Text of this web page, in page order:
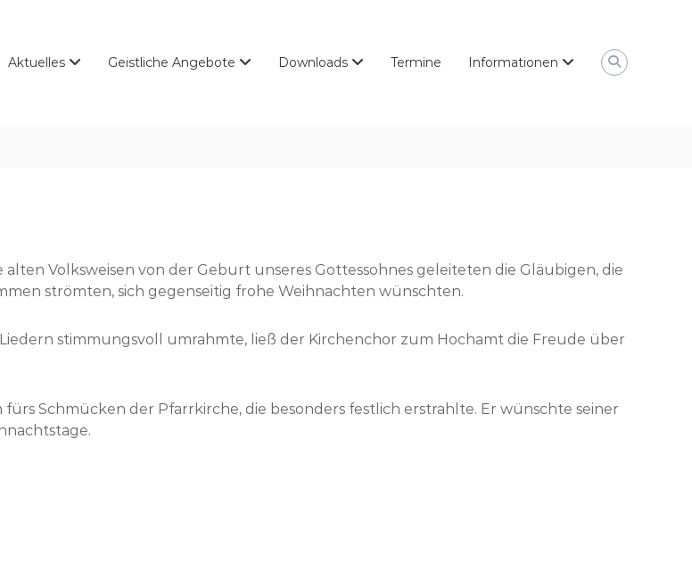
Aktuelles Geistliche Angebote Downloads Termine Informationen
Volksweisen von der Geburt unseres Gottessohnes geleiteten die Gläubigen, die
strömten, sich gegenseitig frohe Weihnachten wünschten.
stimmungsvoll umrahmte, ließ der Kirchenchor zum Hochamt die Freude über
Schmücken der Pfarrkirche, die besonders festlich erstrahlte. Er wünschte seiner